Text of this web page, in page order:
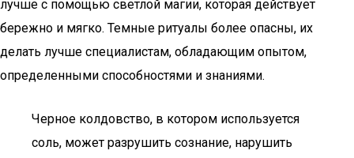
лучше с помощью светлой магии, которая действует
бережно и мягко. Темные ритуалы более опасны, их
делать лучше специалистам, обладающим опытом,
определенными способностями и знаниями.
Черное колдовство, в котором используется
соль, может разрушить сознание, нарушить